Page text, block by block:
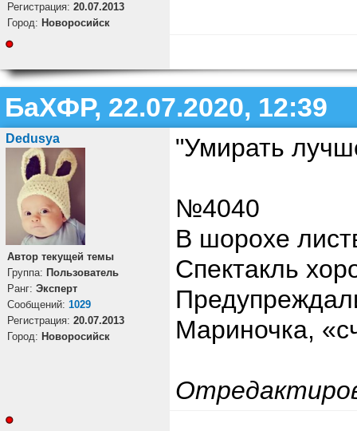
Регистрация: 20.07.2013
Город: Новоросийск
БаХФР, 22.07.2020, 12:39
Dedusya
Автор текущей темы
Группа: Пользователь
Ранг: Эксперт
Cообщений: 1029
Регистрация: 20.07.2013
Город: Новоросийск
"Умирать
№4040
В шорохе
Спектакль
Мариночка,